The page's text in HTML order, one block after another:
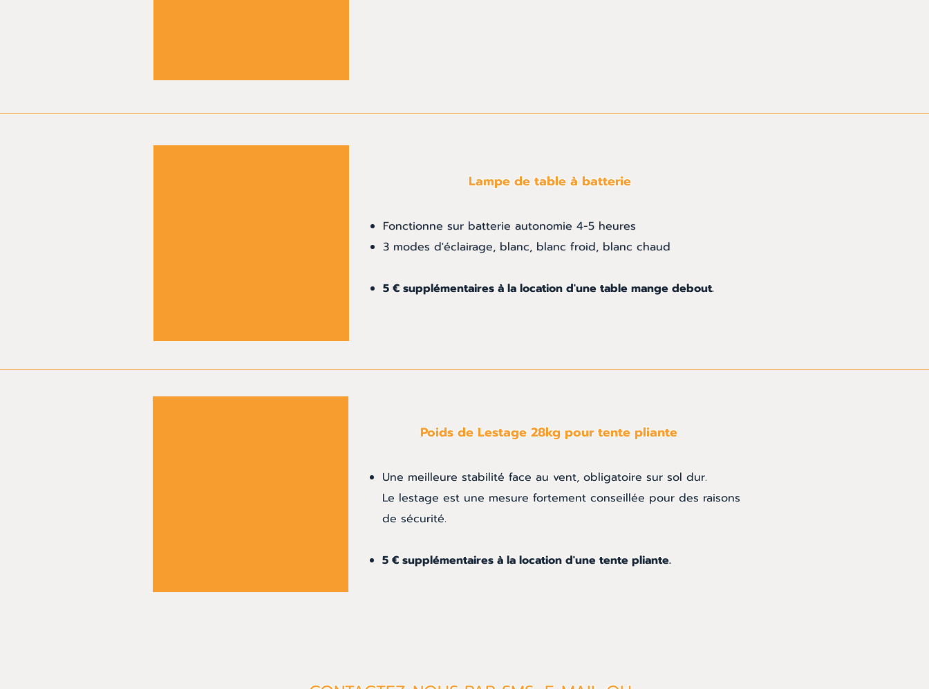
Lampe de table à batterie
Fonctionne sur batterie autonomie 4-5 heures
3 modes d'éclairage, blanc, blanc froid, blanc chaud
5 € supplémentaires à la location d'une table mange debout.
Poids de Lestage 28kg pour tente pliante
Une meilleure stabilité face au vent, obligatoire sur sol dur.
Le lestage est une mesure fortement conseillée pour des raisons
de sécurité.
5 € supplémentaires à la location d'une tente pliante.